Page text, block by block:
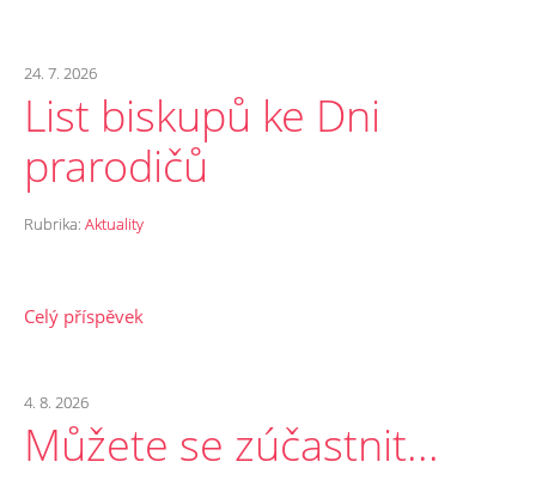
24. 7. 2026
List biskupů ke Dni
prarodičů
Rubrika: Aktuality
Celý příspěvek
4. 8. 2026
Můžete se zúčastnit...